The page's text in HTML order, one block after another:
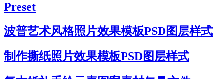
Preset
波普艺术风格照片效果模板PSD图层样式
制作撕纸照片效果模板PSD图层样式